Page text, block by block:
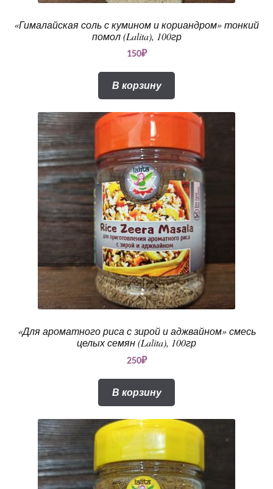
«Гималайская соль с кумином и кориандром» тонкий
помол (Lalita), 100гр
150₽
В корзину
«Для ароматного риса с зирой и аджвайном» смесь
целых семян (Lalita), 100гр
250₽
В корзину